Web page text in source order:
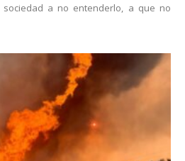
a no entenderlo, a que no